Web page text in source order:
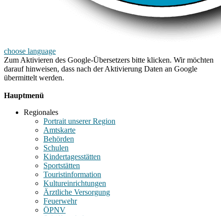
choose language
Zum Aktivieren des Google-Übersetzers bitte klicken. Wir möchten
darauf hinweisen, dass nach der Aktivierung Daten an Google
übermittelt werden.
Hauptmenü
Regionales
Portrait unserer Region
Amtskarte
Behörden
Schulen
Kindertagesstätten
Sportstätten
Touristinformation
Kultureinrichtungen
Ärztliche Versorgung
Feuerwehr
ÖPNV